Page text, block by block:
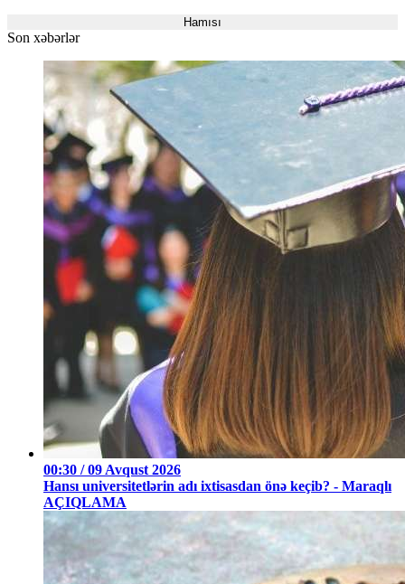
Hamısı
Son xəbərlər
00:30 / 09 Avqust 2026
Hansı universitetlərin adı ixtisasdan önə keçib? - Maraqlı
AÇIQLAMA